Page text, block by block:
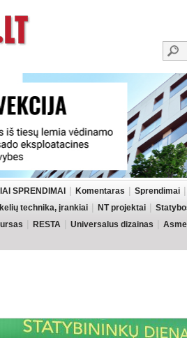
SPRENDIMAI Komentaras Sprendimai
technika, įrankiai NT projektai
RESTA Universalus dizainas